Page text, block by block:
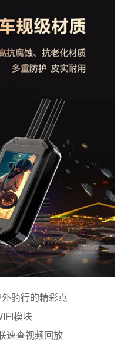
骑行的精彩点
模块
速查视频回放